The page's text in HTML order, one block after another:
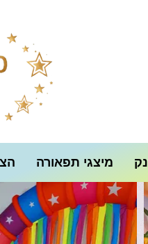
מיצגי תפאורה